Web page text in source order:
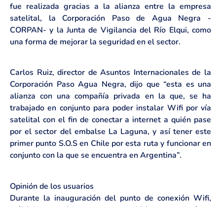
fue realizada gracias a la alianza entre la empresa
satelital, la Corporación Paso de Agua Negra -
CORPAN- y la Junta de Vigilancia del Río Elqui, como
una forma de mejorar la seguridad en el sector.
Carlos Ruiz, director de Asuntos Internacionales de la
Corporación Paso Agua Negra, dijo que “esta es una
alianza con una compañía privada en la que, se ha
trabajado en conjunto para poder instalar Wifi por vía
satelital con el fin de conectar a internet a quién pase
por el sector del embalse La Laguna, y así tener este
primer punto S.O.S en Chile por esta ruta y funcionar en
conjunto con la que se encuentra en Argentina”.
Opinión de los usuarios
Durante la inauguración del punto de conexión Wifi,